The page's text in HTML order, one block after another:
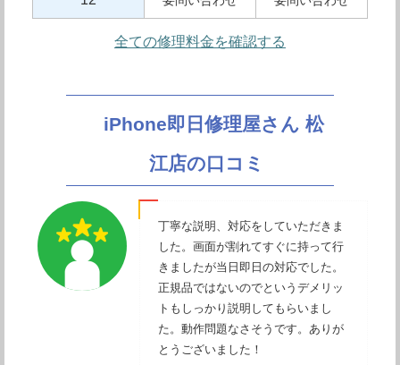
全ての修理料金を確認する
iPhone即日修理屋さん 松
江店の口コミ
丁寧な説明、対応をしていただきま
した。画面が割れてすぐに持って行
きましたが当日即日の対応でした。
正規品ではないのでというデメリッ
トもしっかり説明してもらいまし
た。動作問題なさそうです。ありが
とうございました！